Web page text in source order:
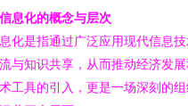
息化的概念与层次
化是指通过广泛应用现代信息
与知识共享，从而推动经济发
工具的引入，更是一场深刻的